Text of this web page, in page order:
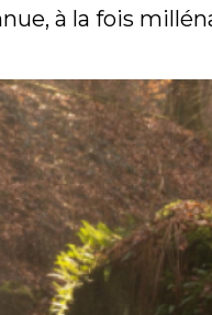
à la fois